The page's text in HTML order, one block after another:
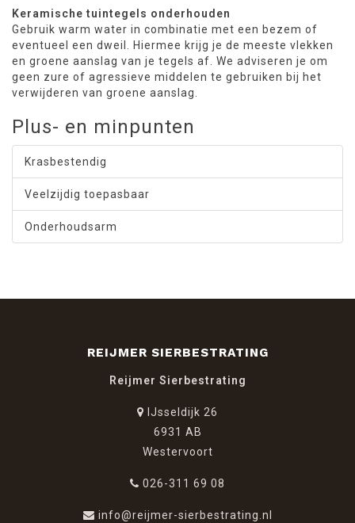
Keramische tuintegels onderhouden
Gebruik warm water in combinatie met een bezem of
eventueel een dweil. Hiermee krijg je de meeste vlekken
en groene aanslag van je tegels af. We adviseren je om
geen zure of agressieve middelen te gebruiken bij het
verwijderen van groene aanslag.
Plus- en minpunten
Krasbestendig
Veelzijdig toepasbaar
Onderhoudsarm
REIJMER SIERBESTRATING
Reijmer Sierbestrating
IJsseldijk 26
6931 AB
Westervoort
026-311 69 08
info@reijmer-sierbestrating.nl